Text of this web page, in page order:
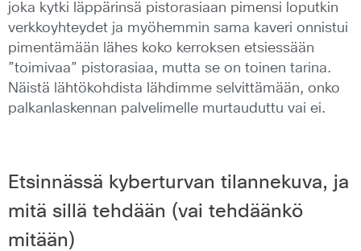
joka kytki läppärinsä pistorasiaan pimensi loputkin
verkkoyhteydet ja myöhemmin sama kaveri onnistui
pimentämään lähes koko kerroksen etsiessään
”toimivaa” pistorasiaa, mutta se on toinen tarina.
Näistä lähtökohdista lähdimme selvittämään, onko
palkanlaskennan palvelimelle murtauduttu vai ei.
Etsinnässä kyberturvan tilannekuva, ja
mitä sillä tehdään (vai tehdäänkö
mitään)